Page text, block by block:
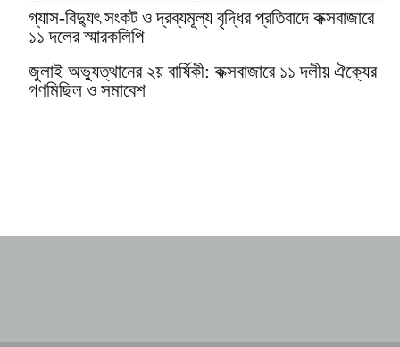
গ্যাস-বিদ্যুৎ সংকট ও দ্রব্যমূল্য বৃদ্ধির প্রতিবাদে কক্সবাজারে
১১ দলের স্মারকলিপি
জুলাই অভ্যুত্থানের ২য় বার্ষিকী: কক্সবাজারে ১১ দলীয় ঐক্যের
গণমিছিল ও সমাবেশ